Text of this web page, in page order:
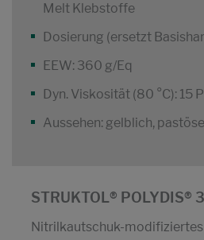
Melt Klebstoffe
Dosierung (ersetzt
EEW: 360 g/Eq
Dyn. Viskosität (80 °C): 15
Aussehen: gelblich,
STRUKTOL® POLYDIS®
Nitrilkautschuk-